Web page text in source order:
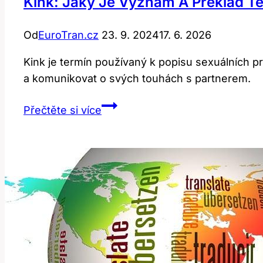
OdEuroTran.cz 23. 9. 202417. 6. 2026
Kink je termín používaný k popisu sexuálních
a komunikovat o svých touhách s partnerem.
Přečtěte si víceKink:
a
Překlad
Této
Slova?